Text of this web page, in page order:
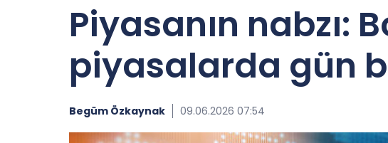
Piyasanın nabzı:
piyasalarda gün
Begüm Özkaynak 09.06.2026 07:54